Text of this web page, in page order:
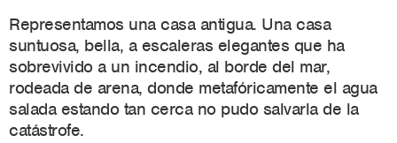
Representamos una casa antigua. Una casa
suntuosa, bella, a escaleras elegantes que ha
sobrevivido a un incendio, al borde del mar,
rodeada de arena, donde metafóricamente el agua
salada estando tan cerca no pudo salvarla de la
catástrofe.